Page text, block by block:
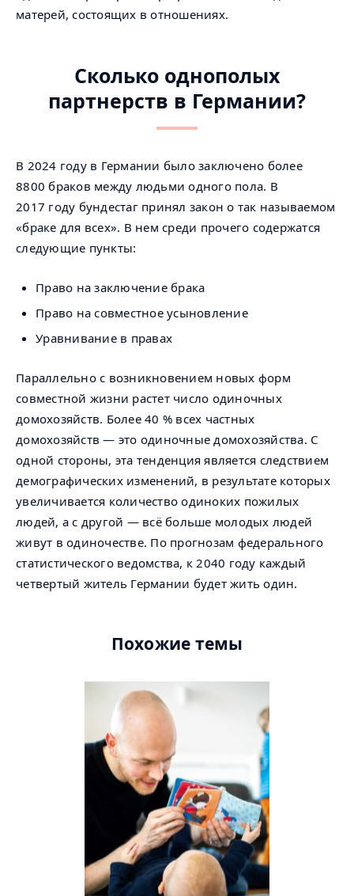
матерей, состоящих в отношениях.
Сколько однополых
партнерств в Германии?
В 2024 году в Германии было заключено более
8800 браков между людьми одного пола. В
2017 году бундестаг принял закон о так называемом
«браке для всех». В нем среди прочего содержатся
следующие пункты:
Право на заключение брака
Право на совместное усыновление
Уравнивание в правах
Параллельно с возникновением новых форм
совместной жизни растет число одиночных
домохозяйств. Более 40 % всех частных
домохозяйств — это одиночные домохозяйства. С
одной стороны, эта тенденция является следствием
демографических изменений, в результате которых
увеличивается количество одиноких пожилых
людей, а с другой — всё больше молодых людей
живут в одиночестве. По прогнозам федерального
статистического ведомства, к 2040 году каждый
четвертый житель Германии будет жить один.
Похожие темы